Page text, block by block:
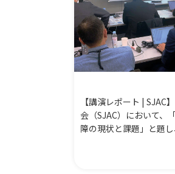
【講演レポート | SJAC
会（SJAC）において、
障の現状と課題」と題